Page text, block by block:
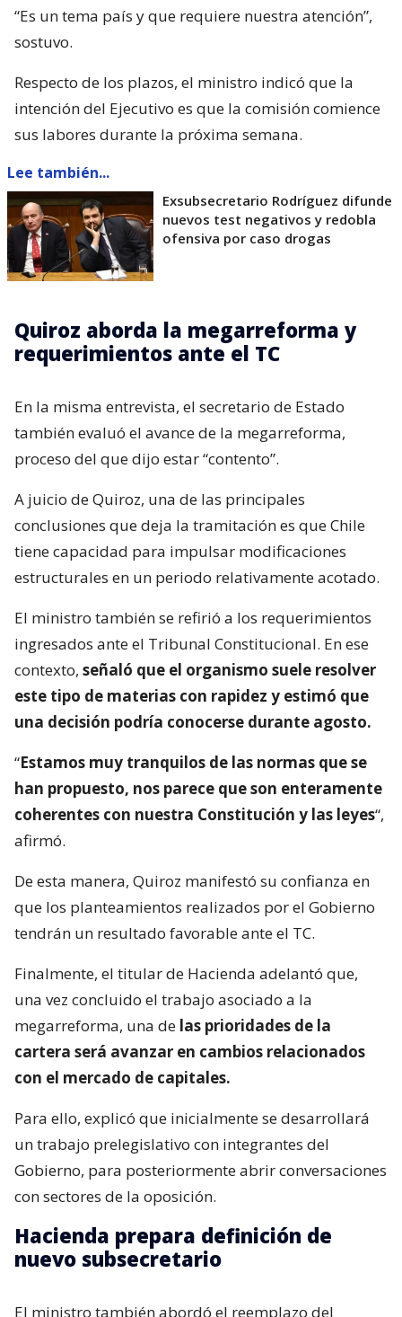
“Es un tema país y que requiere nuestra atención”,
sostuvo.
Respecto de los plazos, el ministro indicó que la
intención del Ejecutivo es que la comisión comience
sus labores durante la próxima semana.
Lee también...
Exsubsecretario Rodríguez difunde
nuevos test negativos y redobla
ofensiva por caso drogas
Quiroz aborda la megarreforma y
requerimientos ante el TC
En la misma entrevista, el secretario de Estado
también evaluó el avance de la megarreforma,
proceso del que dijo estar “contento”.
A juicio de Quiroz, una de las principales
conclusiones que deja la tramitación es que Chile
tiene capacidad para impulsar modificaciones
estructurales en un periodo relativamente acotado.
El ministro también se refirió a los requerimientos
ingresados ante el Tribunal Constitucional. En ese
contexto, señaló que el organismo suele resolver
este tipo de materias con rapidez y estimó que
una decisión podría conocerse durante agosto.
“Estamos muy tranquilos de las normas que se
han propuesto, nos parece que son enteramente
coherentes con nuestra Constitución y las leyes“,
afirmó.
De esta manera, Quiroz manifestó su confianza en
que los planteamientos realizados por el Gobierno
tendrán un resultado favorable ante el TC.
Finalmente, el titular de Hacienda adelantó que,
una vez concluido el trabajo asociado a la
megarreforma, una de las prioridades de la
cartera será avanzar en cambios relacionados
con el mercado de capitales.
Para ello, explicó que inicialmente se desarrollará
un trabajo prelegislativo con integrantes del
Gobierno, para posteriormente abrir conversaciones
con sectores de la oposición.
Hacienda prepara definición de
nuevo subsecretario
El ministro también abordó el reemplazo del